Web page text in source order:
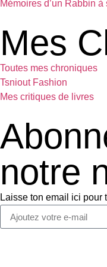
Mémoires d’un Rabbin à
Mes
Toutes mes chroniques
Tsniout Fashion
Mes critiques de livres
notre
Laisse ton email ici pour